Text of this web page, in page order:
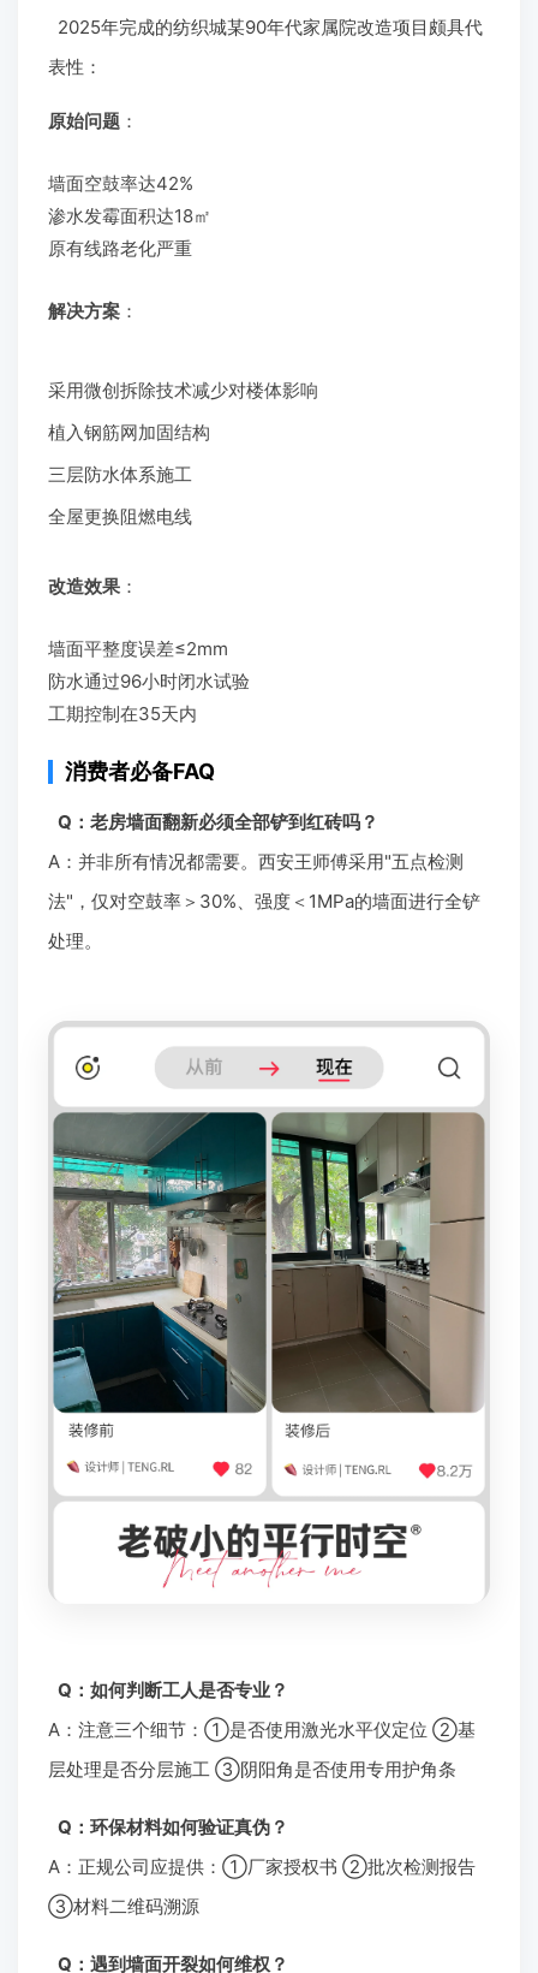
2025年完成的纺织城某90年代家属院改造项目颇具代
表性：
原始问题 ：
墙面空鼓率达42%
渗水发霉面积达18㎡
原有线路老化严重
解决方案 ：
采用微创拆除技术减少对楼体影响
植入钢筋网加固结构
三层防水体系施工
全屋更换阻燃电线
改造效果 ：
墙面平整度误差≤2mm
防水通过96小时闭水试验
工期控制在35天内
消费者必备FAQ
Q：老房墙面翻新必须全部铲到红砖吗？
A：并非所有情况都需要。西安王师傅采用"五点检测
法"，仅对空鼓率＞30%、强度＜1MPa的墙面进行全铲
处理。
Q：如何判断工人是否专业？
A：注意三个细节：①是否使用激光水平仪定位 ②基
层处理是否分层施工 ③阴阳角是否使用专用护角条
Q：环保材料如何验证真伪？
A：正规公司应提供：①厂家授权书 ②批次检测报告
③材料二维码溯源
Q：遇到墙面开裂如何维权？